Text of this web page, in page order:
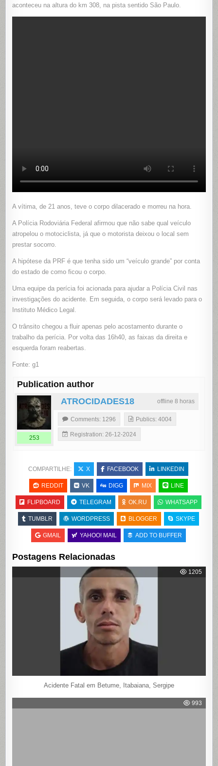
MOTO
aconteceu na altura do km 308, na pista sentido São Paulo.
A vítima, de 21 anos, teve o corpo dilacerado e morreu na hora.
A Polícia Rodoviária Federal afirmou que não sabe qual veículo
atropelou o motociclista, já que o motorista deixou o local sem
prestar socorro.
A hipótese da PRF é que tenha sido um “veículo grande” por conta
do estado de como ficou o corpo.
Uma equipe da perícia foi acionada para ajudar a Polícia Civil nas
investigações do acidente. Em seguida, o corpo será levado para o
Instituto Médico Legal.
O trânsito chegou a fluir apenas pelo acostamento durante o
trabalho da perícia. Por volta das 16h40, as faixas da direita e
esquerda foram reabertas.
Fonte: g1
Publication author
offline 8 horas
ATROCIDADES18
253
Comments: 1296 Publics: 4004
Registration: 26-12-2024
COMPARTILHE: X FACEBOOK LINKEDIN
REDDIT VK DIGG MIX LINE
FLIPBOARD TELEGRAM OK.RU WHATSAPP
TUMBLR WORDPRESS BLOGGER SKYPE
GMAIL YAHOO! MAIL ADD TO BUFFER
Postagens Relacionadas
1205
Acidente Fatal em Betume, Itabaiana, Sergipe
993